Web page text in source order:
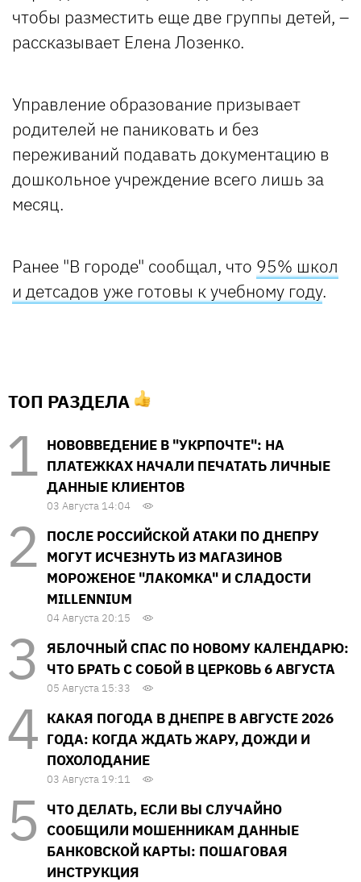
чтобы разместить еще две группы детей, –
рассказывает Елена Лозенко.
Управление образование призывает
родителей не паниковать и без
переживаний подавать документацию в
дошкольное учреждение всего лишь за
месяц.
Ранее "В городе" сообщал, что 95% школ
и детсадов уже готовы к учебному году.
ТОП РАЗДЕЛА
НОВОВВЕДЕНИЕ В "УКРПОЧТЕ": НА
ПЛАТЕЖКАХ НАЧАЛИ ПЕЧАТАТЬ ЛИЧНЫЕ
ДАННЫЕ КЛИЕНТОВ
03 Августа 14:04
ПОСЛЕ РОССИЙСКОЙ АТАКИ ПО ДНЕПРУ
МОГУТ ИСЧЕЗНУТЬ ИЗ МАГАЗИНОВ
МОРОЖЕНОЕ "ЛАКОМКА" И СЛАДОСТИ
MILLENNIUM
04 Августа 20:15
ЯБЛОЧНЫЙ СПАС ПО НОВОМУ КАЛЕНДАРЮ:
ЧТО БРАТЬ С СОБОЙ В ЦЕРКОВЬ 6 АВГУСТА
05 Августа 15:33
КАКАЯ ПОГОДА В ДНЕПРЕ В АВГУСТЕ 2026
ГОДА: КОГДА ЖДАТЬ ЖАРУ, ДОЖДИ И
ПОХОЛОДАНИЕ
03 Августа 19:11
ЧТО ДЕЛАТЬ, ЕСЛИ ВЫ СЛУЧАЙНО
СООБЩИЛИ МОШЕННИКАМ ДАННЫЕ
БАНКОВСКОЙ КАРТЫ: ПОШАГОВАЯ
ИНСТРУКЦИЯ